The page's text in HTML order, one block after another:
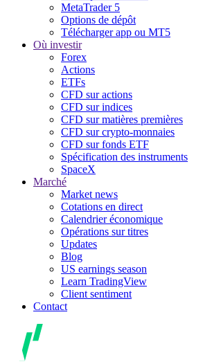
MetaTrader 5
Options de dépôt
Télécharger app ou MT5
Où investir
Forex
Actions
ETFs
CFD sur actions
CFD sur indices
CFD sur matières premières
CFD sur crypto-monnaies
CFD sur fonds ETF
Spécification des instruments
SpaceX
Marché
Market news
Cotations en direct
Calendrier économique
Opérations sur titres
Updates
Blog
US earnings season
Learn TradingView
Client sentiment
Contact